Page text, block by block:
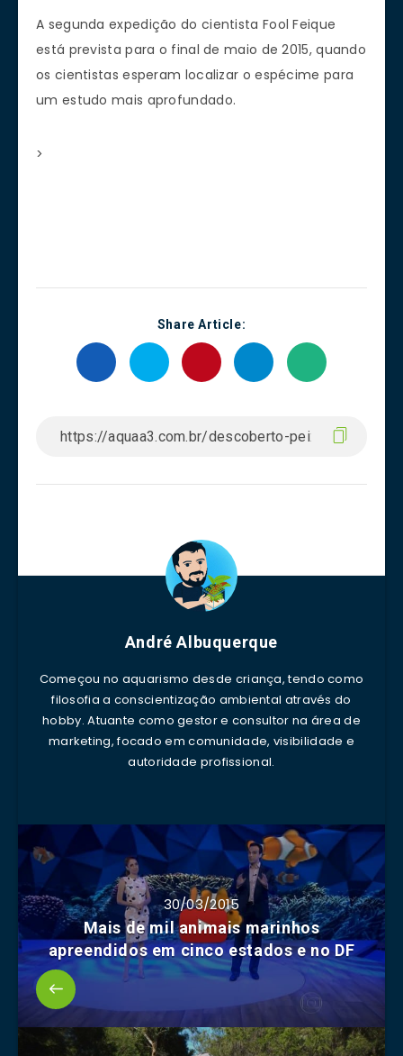
A segunda expedição do cientista FoolFeique
está prevista para o final de maio de 2015, quando
os cientistas esperam localizar o espécime para
um estudo mais aprofundado.
>
Share Article:
André Albuquerque
Começou no aquarismo desde criança, tendo como
filosofia a conscientização ambiental através do
hobby. Atuante como gestor e consultor na área de
marketing, focado em comunidade, visibilidade e
autoridade profissional.
30/03/2015
Mais de mil animais marinhos
apreendidos em cinco estados e no DF